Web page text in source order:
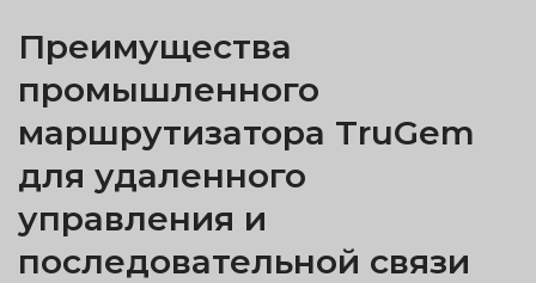
Преимущества
промышленного
маршрутизатора TruGem
для удаленного
управления и
последовательной связи